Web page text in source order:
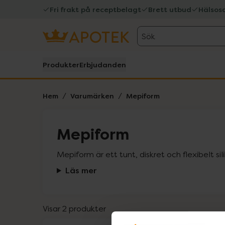
Fri frakt på receptbelagt Brett utbud
Sök
ProdukterErbjudanden
Hem Varumärken Mepiform
Mepiform
Mepiform är ett tunt, diskret och flexibelt
Läs mer
Visar 2 produkter